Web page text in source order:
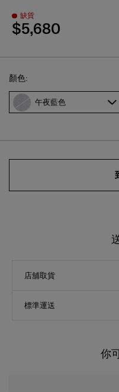
缺貨
$5,680
Select
顏色:
午夜藍色
店舖取貨
標準運送
你